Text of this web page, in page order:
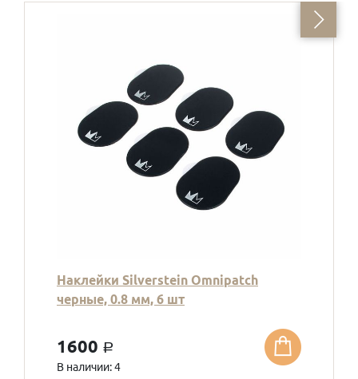
Наклейки Silverstein Omnipatch
черные, 0.8 мм, 6 шт
1600 a
В наличии: 4